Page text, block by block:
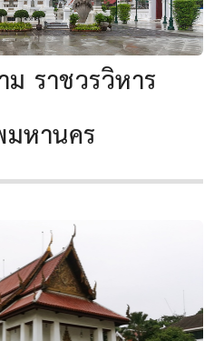
ราชวรวิหาร
มหานคร